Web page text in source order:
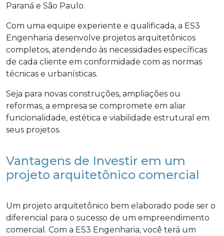
Paraná e São Paulo.
Com uma equipe experiente e qualificada, a ES3
Engenharia desenvolve projetos arquitetônicos
completos, atendendo às necessidades específicas
de cada cliente em conformidade com as normas
técnicas e urbanísticas.
Seja para novas construções, ampliações ou
reformas, a empresa se compromete em aliar
funcionalidade, estética e viabilidade estrutural em
seus projetos.
Vantagens de Investir em um
projeto arquitetônico comercial
Um projeto arquitetônico bem elaborado pode ser o
diferencial para o sucesso de um empreendimento
comercial. Com a ES3 Engenharia, você terá um